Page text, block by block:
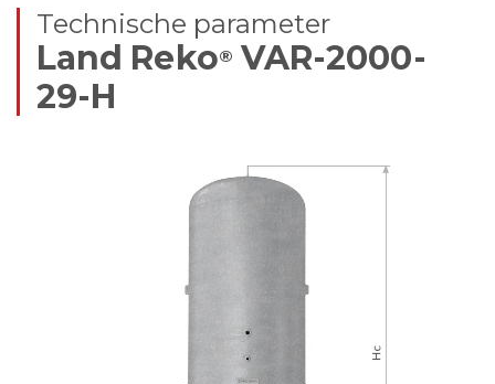
Technische parameter
Land Reko® VAR-2000-
29-H